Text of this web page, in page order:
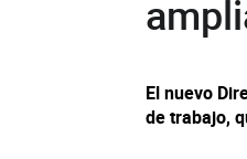
El nuevo
de trabajo,